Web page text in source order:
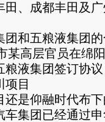
田、成都丰田及
和五粮液集团的
某高层官员在绵
粮液集团签订协
目
是仰融时代布下
集团已经通过申